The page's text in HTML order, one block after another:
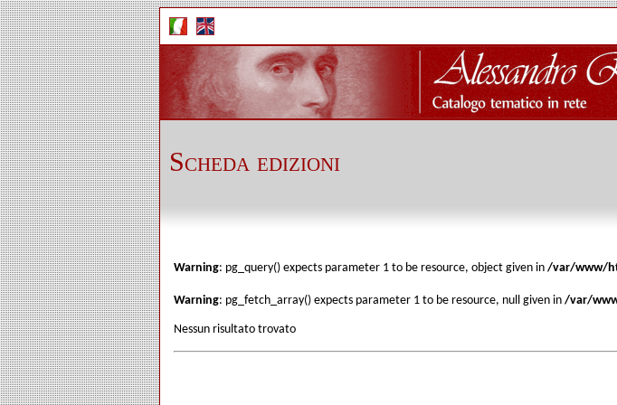
Scheda edizioni
Warning: pg_query() expects parameter 1 to be resource, object given in /var/www/
Warning: pg_fetch_array() expects parameter 1 to be resource, null given in /var/
Nessun risultato trovato